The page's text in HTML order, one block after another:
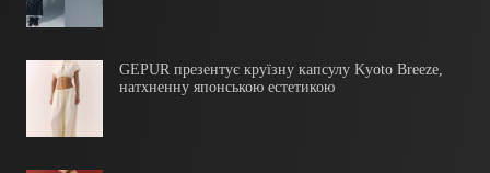
GEPUR презентує круїзну капсулу Kyoto Breeze,
натхненну японською естетикою